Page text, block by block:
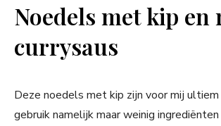
Noedels met kip en
currysaus
Deze noedels met kip zijn voor mij
gebruik namelijk maar weinig